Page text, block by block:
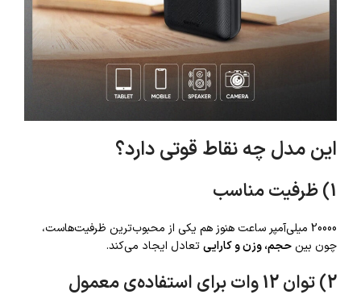
این مدل چه نقاط قوتی دارد؟
1) ظرفیت مناسب
20000 میلی‌آمپر ساعت هنوز هم یکی از محبوب‌ترین ظرفیت‌هاست،
چون بین حجم، وزن و کاراییتعادل ایجاد می‌کند.
2) توان 12 وات برای استفاده‌ی معمول